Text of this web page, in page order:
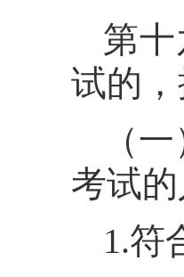
第
试的
（
考试
1.符